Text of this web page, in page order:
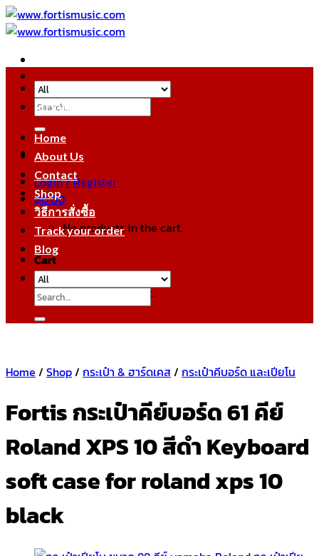
Skip
to
Search
for:
Login / Register
฿0.00
No products in the cart.
Cart
No products in the cart.
หมวดหมู่สินค้า
Home
About Us
Contact
Shop
วิธีการสั่งซื้อ
Track your order
Blog
Search
for:
Home / Shop/ กระเป๋า & ฮาร์ดเคส/ กระเป๋าคีบอร์ด และเปียโน
Fortis กระเป๋าคีย์บอร์ด 61 คีย์
Roland XPS 10 สีดำ Keyboard
soft case for roland xps 10
black